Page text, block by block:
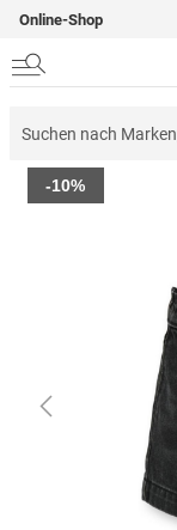
Online-Shop
Zum
Ende
-10%